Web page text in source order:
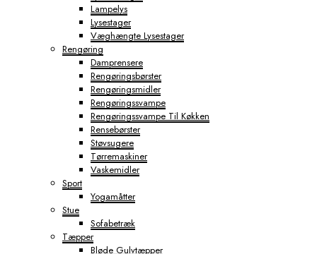
Lampelys
Lysestager
Væghængte Lysestager
Rengøring
Damprensere
Rengøringsbørster
Rengøringsmidler
Rengøringssvampe
Rengøringssvampe Til Køkken
Rensebørster
Støvsugere
Tørremaskiner
Vaskemidler
Sport
Yogamåtter
Stue
Sofabetræk
Tæpper
Bløde Gulvtæpper